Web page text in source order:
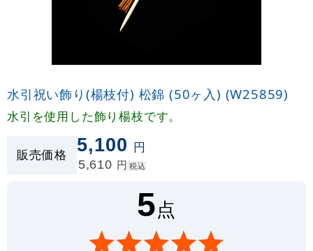
水引祝い飾り(楊枝付) 松錦 (50ヶ入) (W25859)
水引を使用した飾り楊枝です。
販売価格 5,100 円
5,610 円 税込
5点